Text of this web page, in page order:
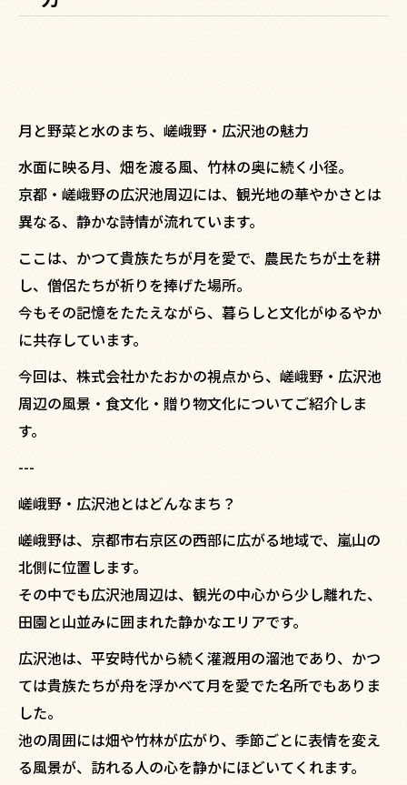
月と野菜と水のまち、嵯峨野・広沢池の魅力
水面に映る月、畑を渡る風、竹林の奥に続く小径。
京都・嵯峨野の広沢池周辺には、観光地の華やかさとは
異なる、静かな詩情が流れています。
ここは、かつて貴族たちが月を愛で、農民たちが土を耕
し、僧侶たちが祈りを捧げた場所。
今もその記憶をたたえながら、暮らしと文化がゆるやか
に共存しています。
今回は、株式会社かたおかの視点から、嵯峨野・広沢池
周辺の風景・食文化・贈り物文化についてご紹介しま
す。
---
嵯峨野・広沢池とはどんなまち？
嵯峨野は、京都市右京区の西部に広がる地域で、嵐山の
北側に位置します。
その中でも広沢池周辺は、観光の中心から少し離れた、
田園と山並みに囲まれた静かなエリアです。
広沢池は、平安時代から続く灌漑用の溜池であり、かつ
ては貴族たちが舟を浮かべて月を愛でた名所でもありま
した。
池の周囲には畑や竹林が広がり、季節ごとに表情を変え
る風景が、訪れる人の心を静かにほどいてくれます。